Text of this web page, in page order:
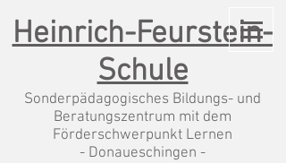
Heinrich-Feurstein-
Schule
Sonderpädagogisches Bildungs- und
Beratungszentrum mit dem
Förderschwerpunkt Lernen
- Donaueschingen -